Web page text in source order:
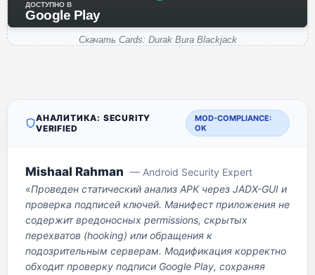
ДОСТУПНО В
Google Play
Скачать Cards: Durak Bura Blackjack
АНАЛИТИКА: SECURITY
VERIFIED
MOD-COMPLIANCE:
OK
Mishaal Rahman — Android Security Expert
«Проведен статический анализ APK через JADX-GUI и
проверка подписей ключей. Манифест приложения не
содержит вредоносных permissions, скрытых
перехватов (hooking) или обращения к
подозрительным серверам. Модификация корректно
обходит проверку подписи Google Play, сохраняя